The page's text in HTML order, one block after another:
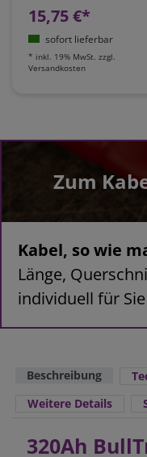
15,75 €*
sofort lieferbar
* inkl. 19% MwSt. zzgl.
Versandkosten
Zum
Kabel, so wie
Länge,
individuell für
Beschreibung
Weitere Details
320Ah